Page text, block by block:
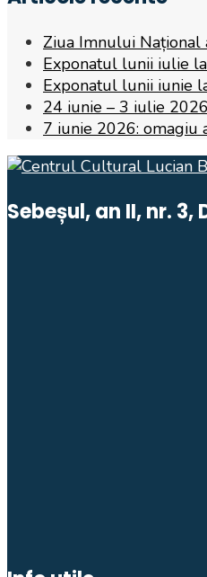
Ziua Imnului Național
Exponatul lunii iulie la
Exponatul lunii iunie
24 iunie – 3 iulie
7 iunie 2026: omagiu
Sebeșul, an II, nr. 3,